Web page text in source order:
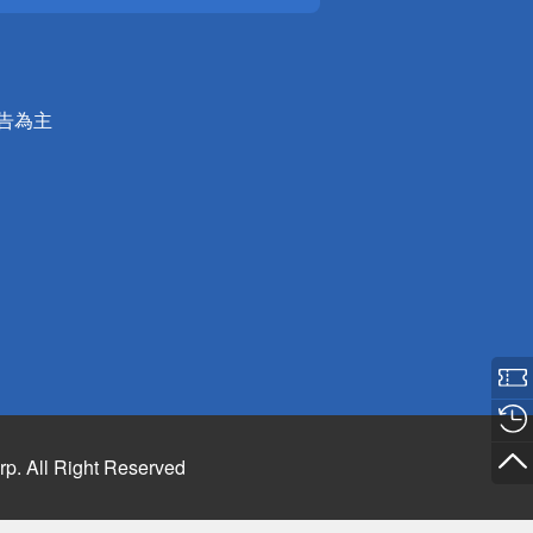
為主
All Right Reserved